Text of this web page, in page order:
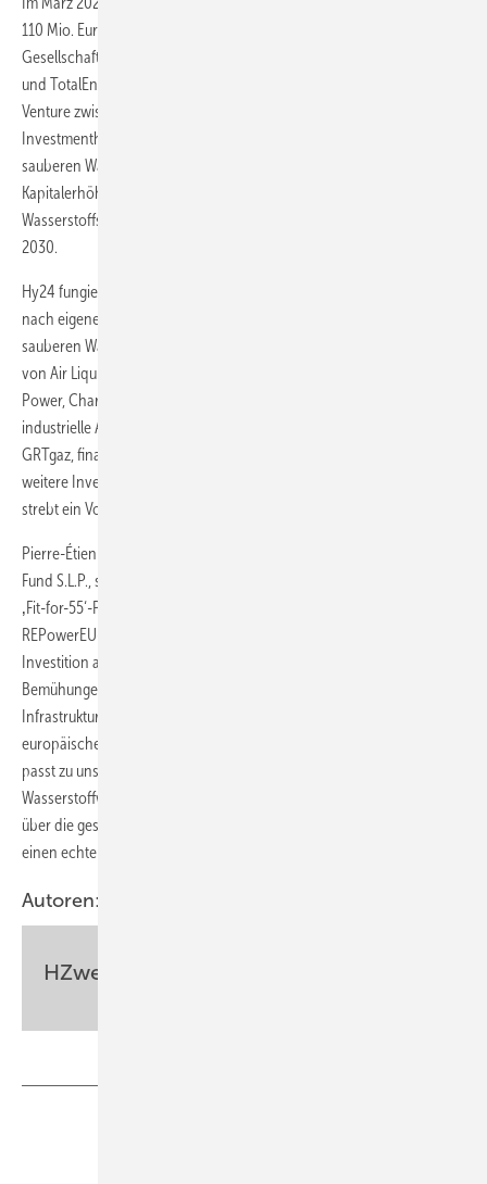
110 Mio. Euro durchgeführt, an der sich neben den industriellen Alt-
Gesellschaftern Air Liquide, Daimler Truck, Hyundai, Linde, OMV, Shell
und TotalEnergies auch Hy24 beteiligte. Hy24 ist ein 50/50-Joint-
Venture zwischen Ardian, einem weltweit führenden privaten
Investmenthaus, und FiveT Hydrogen, einer Investitionsplattform für
sauberen Wasserstoff. Gemeinsam steuern sie 70 Mio. Euro zu der
Kapitalerhöhung bei. Das Geld soll für den Bau neuer
Wasserstoffstationen verwendet werden. Ziel sind 300 Stationen bis
2030.
Hy24 fungiert als Fondsmanager für den Clean H2 Infra Fund, die –
nach eigener Aussage – weltweit größte Investitionsplattform für
sauberen Wasserstoff. Eingerichtet wurde dieser Fonds auf Initiative
von Air Liquide, TotalEnergies und VINCI Concessions sowie von Plug
Power, Chart Industries und Baker Hughes. Außerdem beteiligen sich
industrielle Ankerpartner wie LOTTE Chemical oder Snam, Enagás und
GRTgaz, finanzielle Ankerinvestoren wie AXA, CCR und JBIC sowie
weitere Investoren (Groupe ADP, Ballard, EDF, Schaeffler). Der Fonds
strebt ein Volumen von 1,5 Mrd. Euro an.
Pierre-Étienne Franc, CEO von Hy24 und Manager von Clean H2 Infra
Fund S.L.P., sagte: „Wasserstoff ist ein entscheidender Bestandteil der
‚Fit-for-55‘-Pläne der Europäischen Union, die durch den jüngsten
REPowerEU-Vorschlag noch unterstrichen wurden. Unsere
Investition an der Seite von Pionieren unterstützt auch die
Bemühungen der Europäischen Kommission, die Verordnung über die
Infrastruktur für alternative Kraftstoffe (AFIR) umzusetzen, um das
europäische Wasserstofftankstellennetz maßgeblich auszubauen. Das
passt zu unserem Bestreben, als Katalysator einer
Wasserstoffwirtschaft in großem Maßstab zu fungieren – und zwar
über die gesamte System- und Wertschöpfungskette hinweg, um
einen echten Wandel für unseren Planeten zu erreichen.“
Autoren:
HZwei